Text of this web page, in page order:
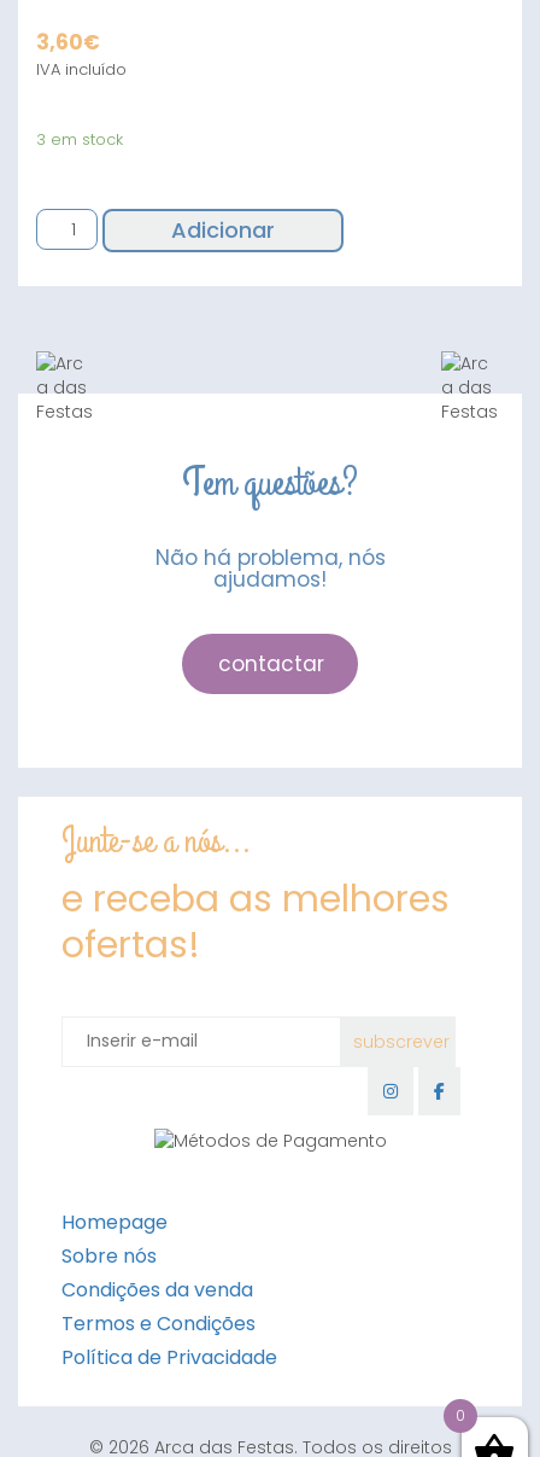
3,60€
IVA incluído
3 em stock
Quantidade
de
Transformers
Adicionar
Tem questões?
Não há problema, nós
ajudamos!
contactar
Junte-se a nós...
e receba as melhores
ofertas!
Homepage
Sobre nós
Condições da venda
Termos e Condições
Política de Privacidade
© 2026 Arca das Festas. Todos os direitos
0